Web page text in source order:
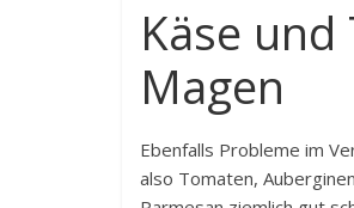
Käse
Magen
Ebenfalls Probleme im
also Tomaten,